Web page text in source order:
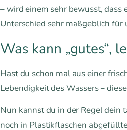
– wird einem sehr bewusst, dass
Unterschied sehr maßgeblich für
Was kann „gutes“,
Hast du schon mal aus einer
Lebendigkeit des Wassers –
Nun kannst du in der Regel dein
noch in Plastikflaschen